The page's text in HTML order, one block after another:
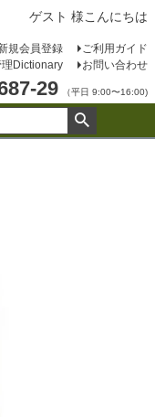
ゲスト 様こんにちは
規会員登録
ご利用ガイド
Dictionary お問い合わせ
29 （平日 9:00〜16:00)